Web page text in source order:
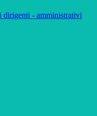
dirigenti - amministrativi